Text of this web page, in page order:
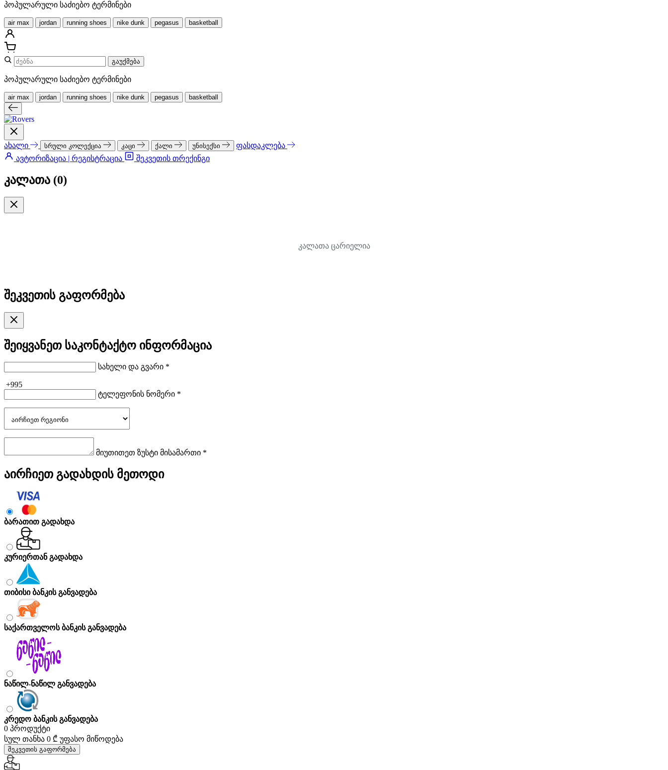
პოპულარული საძიებო ტერმინები
air max jordan running shoes nike dunk pegasus basketball
გაუქმება
პოპულარული საძიებო ტერმინები
air max jordan running shoes nike dunk pegasus basketball
ახალი სრული კოლექცია კაცი ქალი უნისექსი
ფასდაკლება
ავტორიზაცია | რეგისტრაცია
შეკვეთის თრექინგი
კალათა (0)
კალათა ცარიელია
შეკვეთის გაფორმება
შეიყვანეთ საკონტაქტო ინფორმაცია
სახელი და გვარი *
+995
ტელეფონის ნომერი *
მიუთითეთ ზუსტი მისამართი *
აირჩიეთ გადახდის მეთოდი
ბარათით გადახდა
კურიერთან გადახდა
თიბისი ბანკის განვადება
საქართველოს ბანკის განვადება
ნაწილ-ნაწილ განვადება
კრედო ბანკის განვადება
0 პროდუქტი
სულ თანხა 0 ₾ უფასო მიწოდება
შეკვეთის გაფორმება